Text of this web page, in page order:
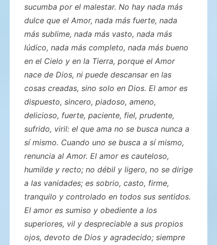
sucumba por el malestar. No hay nada más
dulce que el Amor, nada más fuerte, nada
más sublime, nada más vasto, nada más
lúdico, nada más completo, nada más bueno
en el Cielo y en la Tierra, porque el Amor
nace de Dios, ni puede descansar en las
cosas creadas, sino solo en Dios. El amor es
dispuesto, sincero, piadoso, ameno,
delicioso, fuerte, paciente, fiel, prudente,
sufrido, viril: el que ama no se busca nunca a
sí mismo. Cuando uno se busca a sí mismo,
renuncia al Amor. El amor es cauteloso,
humilde y recto; no débil y ligero, no se dirige
a las vanidades; es sobrio, casto, firme,
tranquilo y controlado en todos sus sentidos.
El amor es sumiso y obediente a los
superiores, vil y despreciable a sus propios
ojos, devoto de Dios y agradecido; siempre